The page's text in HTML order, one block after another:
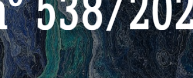
Entenda o Antes e Depois
2025 mudaram o jogo. Saiba por que o que era 'boa
#pix#open-finance#pentest# offensive-security